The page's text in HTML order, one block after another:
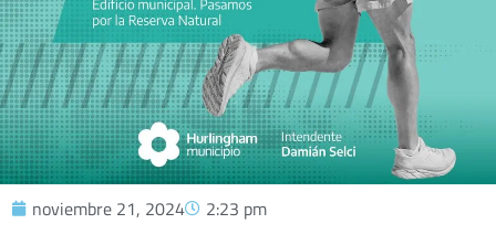
noviembre 21, 2024 2:23 pm